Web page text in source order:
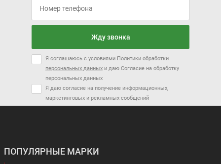
Я даю согласие на получение информационных, маркетинговых и
Жду звонка
Я соглашаюсь с условиями Политики обработки
персональных данных и даю Согласие на обработку
персональных данных
Я даю согласие на получение информационных,
маркетинговых и рекламных сообщений
ПОПУЛЯРНЫЕ МАРКИ